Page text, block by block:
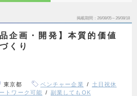
掲載期間 26/08/05～26/08/18
企画・開発】本質的価値
くり
東京都 ベンチャー企業
土日祝休
トワーク可能 副業してもOK